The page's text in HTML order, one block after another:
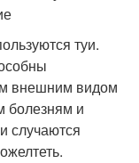
туи.
внешним видом
болезням и
случаются